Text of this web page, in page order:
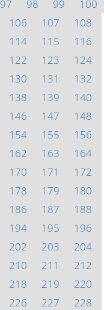
97 98 99
100
106 107
108
114 115
116
122 123
124
130 131
132
138 139
140
146 147
148
154 155
156
162 163
164
170 171
172
178 179
180
186 187
188
194 195
196
202 203
204
210 211
212
218 219
220
226 227
228